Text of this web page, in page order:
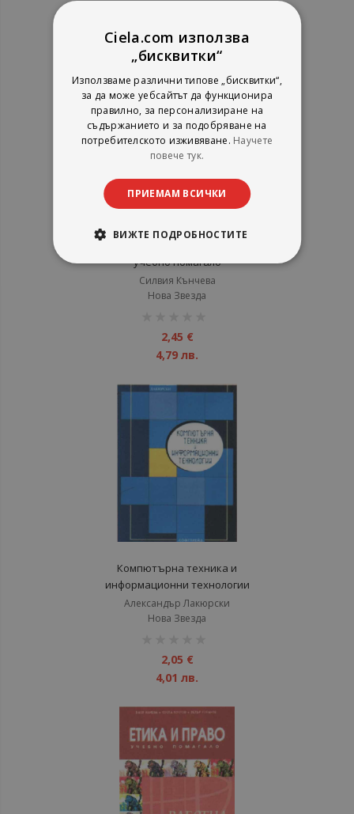
6,00 лв.
Информационни технологии -
учебно помагало
Силвия Кънчева
Нова Звезда
2,45 €
4,79 лв.
Компютърна техника и
информационни технологии
Александър Лакюрски
Нова Звезда
2,05 €
4,01 лв.
Ciela.com използва
„бисквитки“
Използваме различни типове „бисквитки“,
за да може уебсайтът да функционира
правилно, за персонализиране на
съдържанието и за подобряване на
потребителското изживяване. Научете
повече тук.
ПРИЕМАМ ВСИЧКИ
ВИЖТЕ ПОДРОБНОСТИТЕ